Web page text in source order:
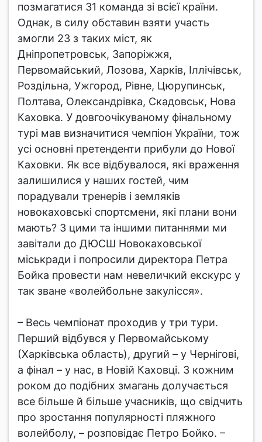
позмагатися 31 команда зі всієї країни.
Однак, в силу обставин взяти участь
змогли 23 з таких міст, як
Дніпропетровськ, Запоріжжя,
Первомайський, Лозова, Харків, Іллічівськ,
Роздільна, Ужгород, Рівне, Цюрупинськ,
Полтава, Олександрівка, Скадовськ, Нова
Каховка. У довгоочікуваному фінальному
турі мав визначитися чемпіон України, тож
усі основні претенденти прибули до Нової
Каховки. Як все відбувалося, які враження
залишилися у наших гостей, чим
порадували тренерів і земляків
новокаховські спортсмени, які плани вони
мають? З цими та іншими питаннями ми
завітали до ДЮСШ Новокаховської
міськради і попросили директора Петра
Бойка провести нам невеличкий екскурс у
так зване «волейбольне закулісся».
– Весь чемпіонат проходив у три тури.
Перший відбувся у Первомайському
(Харківська область), другий – у Чернігові,
а фінал – у нас, в Новій Каховці. З кожним
роком до подібних змагань долучається
все більше й більше учасників, що свідчить
про зростання популярності пляжного
волейболу, – розповідає Петро Бойко. –